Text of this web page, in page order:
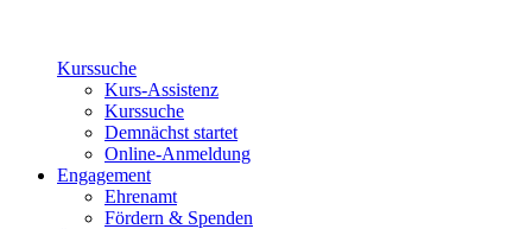
Kurssuche
Kurs-Assistenz
Kurssuche
Demnächst startet
Online-Anmeldung
Engagement
Ehrenamt
Fördern & Spenden